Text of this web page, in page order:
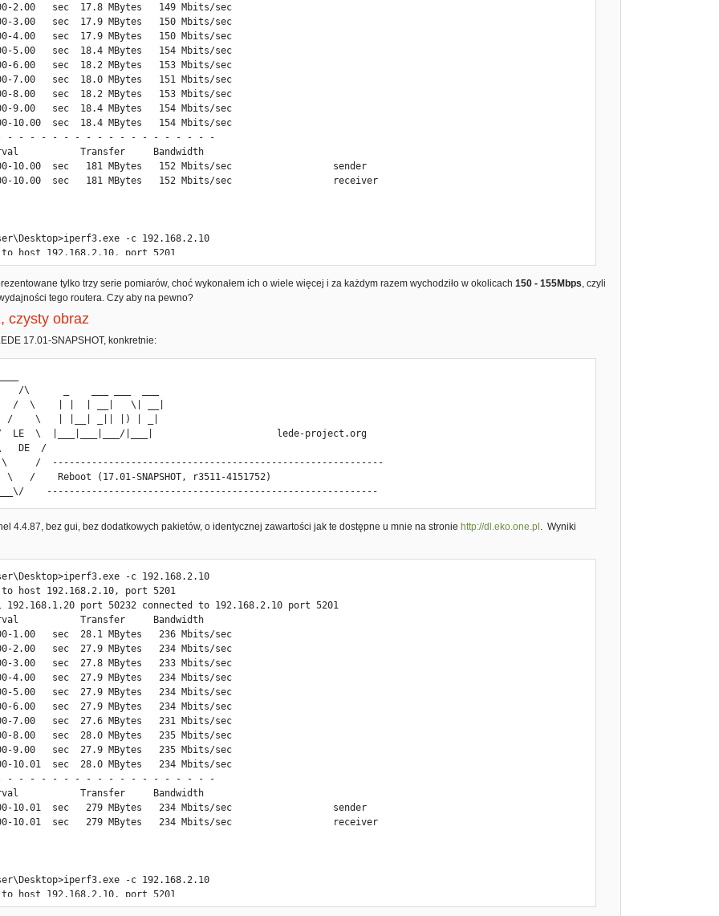
2.00   sec  17.8 MBytes   149 Mbits/sec
3.00   sec  17.9 MBytes   150 Mbits/sec
4.00   sec  17.9 MBytes   150 Mbits/sec
5.00   sec  18.4 MBytes   154 Mbits/sec
6.00   sec  18.2 MBytes   153 Mbits/sec
7.00   sec  18.0 MBytes   151 Mbits/sec
8.00   sec  18.2 MBytes   153 Mbits/sec
9.00   sec  18.4 MBytes   154 Mbits/sec
10.00  sec  18.4 MBytes   154 Mbits/sec
- - - - - - - - - - - - - - - - - - -
Transfer     Bandwidth
10.00  sec   181 MBytes   152 Mbits/sec                  sender
10.00  sec   181 MBytes   152 Mbits/sec                  receiver
-c 192.168.2.10
to host 192.168.2.10, port 5201
port 50415 connected to 192.168.2.10 port 5201
Transfer     Bandwidth
sec  18.2 MBytes   152 Mbits/sec
sec  17.9 MBytes   150 Mbits/sec
sec  18.0 MBytes   151 Mbits/sec
7.00   sec  18.0 MBytes   151 Mbits/sec
8.00   sec  18.0 MBytes   151 Mbits/sec
9.01   sec  18.2 MBytes   153 Mbits/sec
10.01  sec  18.4 MBytes   154 Mbits/sec
- - - - - - - - - - - - - - - - - - -
Transfer     Bandwidth
10.01  sec   181 MBytes   152 Mbits/sec                  sender
10.01  sec   181 MBytes   151 Mbits/sec                  receiver
-c 192.168.2.10
port 50423 connected to 192.168.2.10 port 5201
Transfer     Bandwidth
1.00   sec  18.2 MBytes   153 Mbits/sec
sec  18.0 MBytes   151 Mbits/sec
sec  18.4 MBytes   154 Mbits/sec
sec  18.5 MBytes   155 Mbits/sec
sec  18.5 MBytes   155 Mbits/sec
sec  18.4 MBytes   154 Mbits/sec
sec  18.5 MBytes   155 Mbits/sec
sec  18.5 MBytes   155 Mbits/sec
sec  18.5 MBytes   155 Mbits/sec
sec  18.5 MBytes   155 Mbits/sec
- - - - - - - - - - - - - - - - - - -
Transfer     Bandwidth
10.00  sec   184 MBytes   154 Mbits/sec                  sender
10.00  sec   184 MBytes   154 Mbits/sec                  receiver
tylko trzy serie pomiarów, choć wykonałem ich o wiele więcej i za każdym razem wychodziło w okolicach 150 - 155Mbps , czyli
tego routera. Czy aby na pewno?
czysty obraz
17.01-SNAPSHOT, konkretnie:
-----------------------------------------------------------
4.4.87, bez gui, bez dodatkowych pakietów, o identycznej zawartości jak te dostępne u mnie na stronie http://dl.eko.one.pl . Wyniki
-c 192.168.2.10
to host 192.168.2.10, port 5201
port 50232 connected to 192.168.2.10 port 5201
Transfer     Bandwidth
1.00   sec  28.1 MBytes   236 Mbits/sec
2.00   sec  27.9 MBytes   234 Mbits/sec
3.00   sec  27.8 MBytes   233 Mbits/sec
4.00   sec  27.9 MBytes   234 Mbits/sec
5.00   sec  27.9 MBytes   234 Mbits/sec
6.00   sec  27.9 MBytes   234 Mbits/sec
7.00   sec  27.6 MBytes   231 Mbits/sec
8.00   sec  28.0 MBytes   235 Mbits/sec
9.00   sec  27.9 MBytes   235 Mbits/sec
10.01  sec  28.0 MBytes   234 Mbits/sec
- - - - - - - - - - - - - - - - - - -
Transfer     Bandwidth
10.01  sec   279 MBytes   234 Mbits/sec                  sender
10.01  sec   279 MBytes   234 Mbits/sec                  receiver
-c 192.168.2.10
to host 192.168.2.10, port 5201
port 50247 connected to 192.168.2.10 port 5201